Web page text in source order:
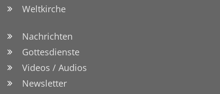
Weltkirche
Nachrichten
Gottesdienste
Videos / Audios
Newsletter